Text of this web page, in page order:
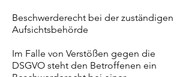
Beschwerderecht bei der zuständigen
Aufsichtsbehörde
Im Falle von Verstößen gegen die
DSGVO steht den Betroffenen ein